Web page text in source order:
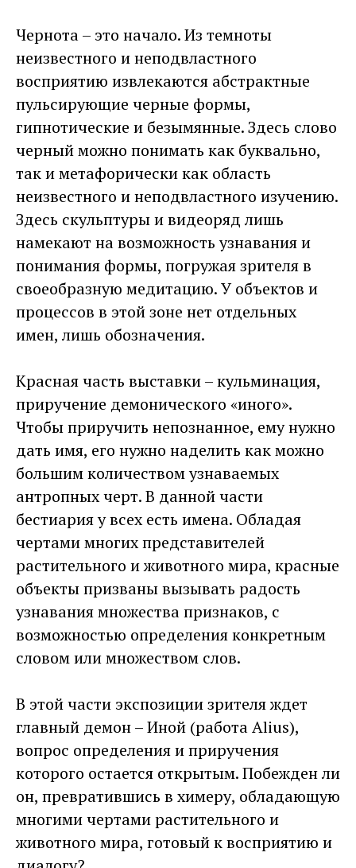
Чернота – это начало. Из темноты
неизвестного и неподвластного
восприятию извлекаются абстрактные
пульсирующие черные формы,
гипнотические и безымянные. Здесь слово
черный можно понимать как буквально,
так и метафорически как область
неизвестного и неподвластного изучению.
Здесь скульптуры и видеоряд лишь
намекают на возможность узнавания и
понимания формы, погружая зрителя в
своеобразную медитацию. У объектов и
процессов в этой зоне нет отдельных
имен, лишь обозначения.
Красная часть выставки – кульминация,
приручение демонического «иного».
Чтобы приручить непознанное, ему нужно
дать имя, его нужно наделить как можно
большим количеством узнаваемых
антропных черт. В данной части
бестиария у всех есть имена. Обладая
чертами многих представителей
растительного и животного мира, красные
объекты призваны вызывать радость
узнавания множества признаков, с
возможностью определения конкретным
словом или множеством слов.
В этой части экспозиции зрителя ждет
главный демон – Иной (работа Alius),
вопрос определения и приручения
которого остается открытым. Побежден ли
он, превратившись в химеру, обладающую
многими чертами растительного и
животного мира, готовый к восприятию и